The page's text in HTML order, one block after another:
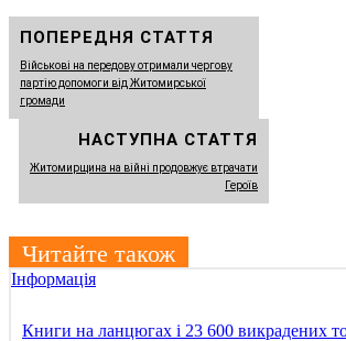
ПОПЕРЕДНЯ СТАТТЯ
Військові на передову отримали чергову
партію допомоги від Житомирської
громади
НАСТУПНА СТАТТЯ
Житомирщина на війні продовжує втрачати
Героїв
Читайте також
Інформація
Книги на ланцюгах і 23 600 викрадених